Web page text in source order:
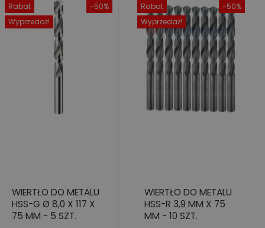
-50%
Rabat
Wyprzedaż!
WIERTŁO DO METALU
HSS-G Ø 8,0 X 117 X
75 MM - 5 SZT.
-50%
Rabat
Wyprzedaż!
WIERTŁO DO METALU
HSS-R 3,9 MM X 75
MM - 10 SZT.